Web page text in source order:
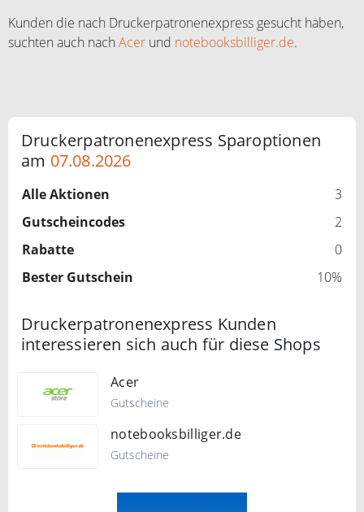
Kunden die nach Druckerpatronenexpress gesucht haben,
suchten auch nach Acer und notebooksbilliger.de.
Druckerpatronenexpress Sparoptionen
am 07.08.2026
Alle Aktionen
3
Gutscheincodes
2
Rabatte
0
Bester Gutschein
10%
Druckerpatronenexpress Kunden
interessieren sich auch für diese Shops
Acer
Gutscheine
notebooksbilliger.de
Gutscheine